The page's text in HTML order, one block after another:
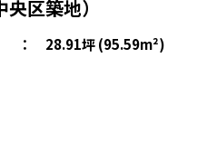
区築地）
： 28.91坪 (95.59m²)